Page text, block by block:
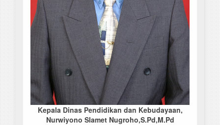
Kepala Dinas Pendidikan dan Kebudayaan,
Nurwiyono Slamet Nugroho,S.Pd,M.Pd